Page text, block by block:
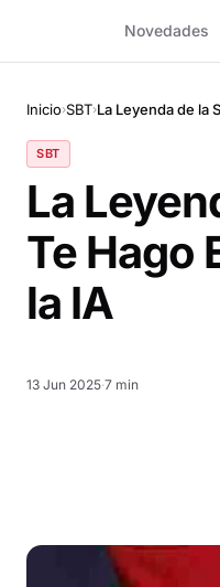
Novedades
Inicio›SBT›La Leyenda de la
SBT
La
Te Hago
la IA
13 Jun 2025·7 min